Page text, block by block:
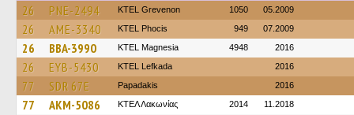
26 PNE-2494 ΚΤΕL Grevenon 1050 05.2009
26 AME-3340 ΚΤΕL Phocis 949 07.2009
26 BBA-3990 ΚΤΕL Magnesia 4948 2016
26 EYB-5430 KTEL Lefkada 2016
77 SDR 67E Papadakis 2016
77 AKM-5086 ΚΤΕΛ Λακωνίας 2014 11.2018